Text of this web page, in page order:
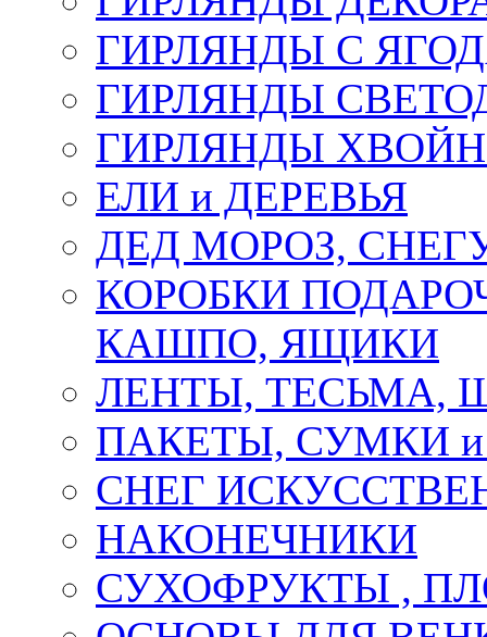
ГИРЛЯНДЫ С
ГИРЛЯНДЫ
ГИРЛЯНДЫ
ЕЛИ и ДЕРЕВЬЯ
ДЕД МОРОЗ,
КОРОБКИ
КАШПО, ЯЩИКИ
ЛЕНТЫ, ТЕСЬМА,
ПАКЕТЫ, СУМКИ
СНЕГ
НАКОНЕЧНИКИ
СУХОФРУКТЫ ,